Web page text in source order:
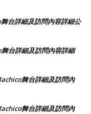
台詳細及訪問內容詳細公
台詳細及訪問內容詳細
舞台詳細及訪問內
舞台詳細及訪問內